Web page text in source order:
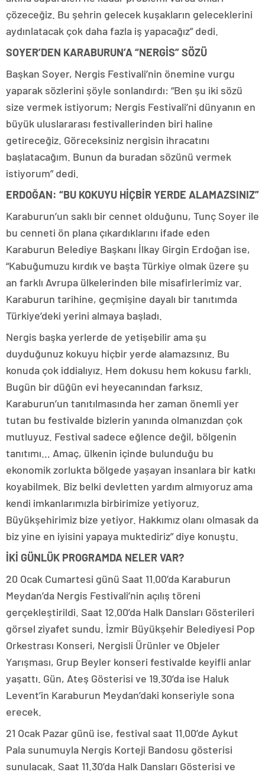
çözeceğiz. Bu şehrin gelecek kuşakların geleceklerini
aydınlatacak çok daha fazla iş yapacağız” dedi.
SOYER’DEN KARABURUN’A “NERGİS” SÖZÜ
Başkan Soyer, Nergis Festivali’nin önemine vurgu
yaparak sözlerini şöyle sonlandırdı: “Ben şu iki sözü
size vermek istiyorum; Nergis Festivali’ni dünyanın en
büyük uluslararası festivallerinden biri haline
getireceğiz. Göreceksiniz nergisin ihracatını
başlatacağım. Bunun da buradan sözünü vermek
istiyorum” dedi.
ERDOĞAN: “BU KOKUYU HİÇBİR YERDE ALAMAZSINIZ”
Karaburun’un saklı bir cennet olduğunu, Tunç Soyer ile
bu cenneti ön plana çıkardıklarını ifade eden
Karaburun Belediye Başkanı İlkay Girgin Erdoğan ise,
“Kabuğumuzu kırdık ve başta Türkiye olmak üzere şu
an farklı Avrupa ülkelerinden bile misafirlerimiz var.
Karaburun tarihine, geçmişine dayalı bir tanıtımda
Türkiye’deki yerini almaya başladı.
Nergis başka yerlerde de yetişebilir ama şu
duyduğunuz kokuyu hiçbir yerde alamazsınız. Bu
konuda çok iddialıyız. Hem dokusu hem kokusu farklı.
Bugün bir düğün evi heyecanından farksız.
Karaburun’un tanıtılmasında her zaman önemli yer
tutan bu festivalde bizlerin yanında olmanızdan çok
mutluyuz. Festival sadece eğlence değil, bölgenin
tanıtımı… Amaç, ülkenin içinde bulunduğu bu
ekonomik zorlukta bölgede yaşayan insanlara bir katkı
koyabilmek. Biz belki devletten yardım almıyoruz ama
kendi imkanlarımızla birbirimize yetiyoruz.
Büyükşehirimiz bize yetiyor. Hakkımız olanı olmasak da
biz yine en iyisini yapaya muktediriz” diye konuştu.
İKİ GÜNLÜK PROGRAMDA NELER VAR?
20 Ocak Cumartesi günü Saat 11.00’da Karaburun
Meydan’da Nergis Festivali’nin açılış töreni
gerçekleştirildi. Saat 12.00’da Halk Dansları Gösterileri
görsel ziyafet sundu. İzmir Büyükşehir Belediyesi Pop
Orkestrası Konseri, Nergisli Ürünler ve Objeler
Yarışması, Grup Beyler konseri festivalde keyifli anlar
yaşattı. Gün, Ateş Gösterisi ve 19.30’da ise Haluk
Levent’in Karaburun Meydan’daki konseriyle sona
erecek.
21 Ocak Pazar günü ise, festival saat 11.00’de Aykut
Pala sunumuyla Nergis Korteji Bandosu gösterisi
sunulacak. Saat 11.30’da Halk Dansları Gösterisi ve